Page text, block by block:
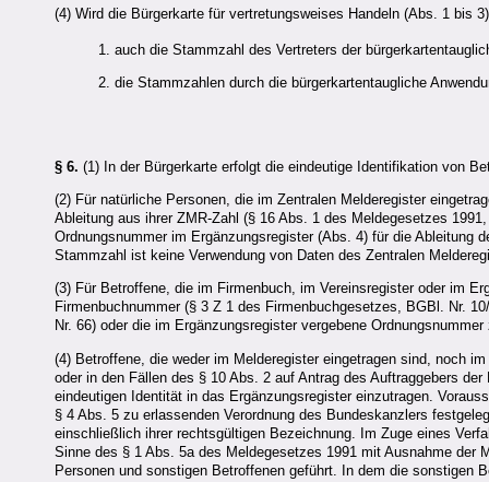
(4) Wird die Bürgerkarte für vertretungsweises Handeln (Abs. 1 bis
1. auch die Stammzahl des Vertreters der
2. die Stammzahlen durch die bürgerkartentaugliche
§ 6. (1) In der Bürgerkarte erfolgt die eindeutige Identifikation von
(2) Für natürliche Personen, die im Zentralen Melderegister
Ableitung aus ihrer ZMR-Zahl (§ 16 Abs. 1 des Meldegesetzes
Ordnungsnummer im Ergänzungsregister (Abs. 4) für die Ableitung
Stammzahl ist keine Verwendung von Daten des Zentralen
(3) Für Betroffene, die im Firmenbuch, im Vereinsregister oder im
Firmenbuchnummer (§ 3 Z 1 des Firmenbuchgesetzes, BGBl. Nr.
Nr. 66) oder die im Ergänzungsregister vergebene
(4) Betroffene, die weder im Melderegister eingetragen sind, noch
oder in den Fällen des § 10 Abs. 2 auf Antrag des Auftraggebers
eindeutigen Identität in das Ergänzungsregister einzutragen.
§ 4 Abs. 5 zu erlassenden Verordnung des Bundeskanzlers
einschließlich ihrer rechtsgültigen Bezeichnung. Im Zuge eines
Sinne des § 1 Abs. 5a des Meldegesetzes 1991 mit Ausnahme der
Personen und sonstigen Betroffenen geführt. In dem die sonstigen